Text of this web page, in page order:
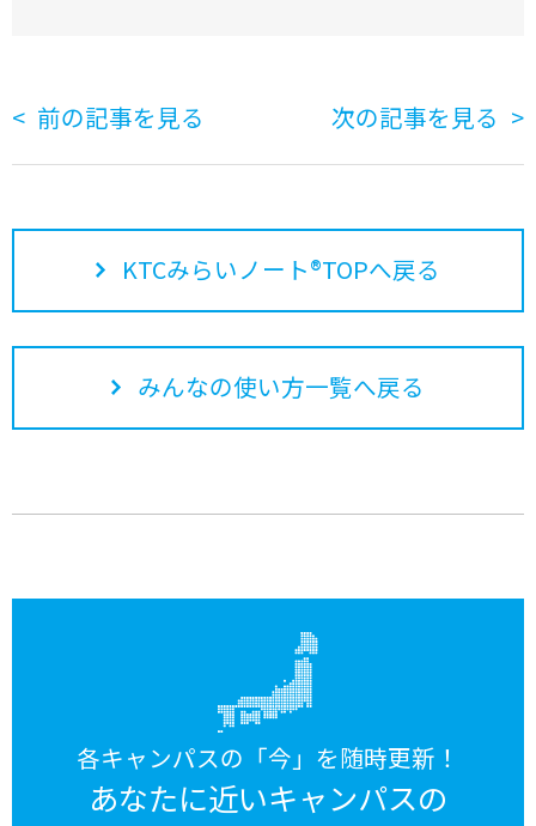
前の記事を見る 次の記事を見る
KTCみらいノート®TOPへ戻る
みんなの使い方一覧へ戻る
各キャンパスの「今」を随時更新！
あなたに近いキャンパスの